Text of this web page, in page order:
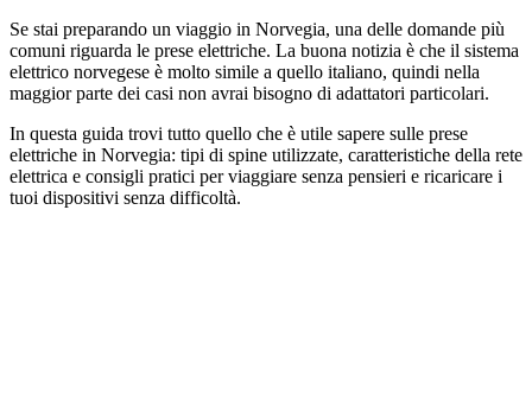
Se stai preparando un viaggio in Norvegia, una delle domande più
comuni riguarda le prese elettriche. La buona notizia è che il sistema
elettrico norvegese è molto simile a quello italiano, quindi nella
maggior parte dei casi non avrai bisogno di adattatori particolari.
In questa guida trovi tutto quello che è utile sapere sulle prese
elettriche in Norvegia: tipi di spine utilizzate, caratteristiche della rete
elettrica e consigli pratici per viaggiare senza pensieri e ricaricare i
tuoi dispositivi senza difficoltà.